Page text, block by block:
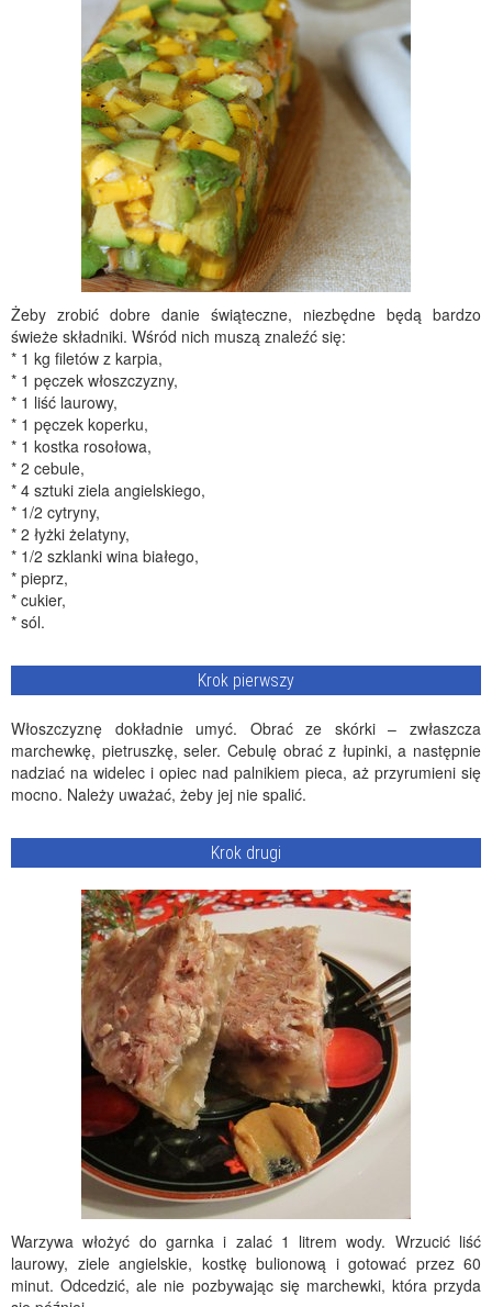
Żeby zrobić dobre danie świąteczne, niezbędne będą bardzo
świeże składniki. Wśród nich muszą znaleźć się:
* 1 kg filetów z karpia,
* 1 pęczek włoszczyzny,
* 1 liść laurowy,
* 1 pęczek koperku,
* 1 kostka rosołowa,
* 2 cebule,
* 4 sztuki ziela angielskiego,
* 1/2 cytryny,
* 2 łyżki żelatyny,
* 1/2 szklanki wina białego,
* pieprz,
* cukier,
* sól.
Krok pierwszy
Włoszczyznę dokładnie umyć. Obrać ze skórki – zwłaszcza
marchewkę, pietruszkę, seler. Cebulę obrać z łupinki, a następnie
nadziać na widelec i opiec nad palnikiem pieca, aż przyrumieni się
mocno. Należy uważać, żeby jej nie spalić.
Krok drugi
Warzywa włożyć do garnka i zalać 1 litrem wody. Wrzucić liść
laurowy, ziele angielskie, kostkę bulionową i gotować przez 60
minut. Odcedzić, ale nie pozbywając się marchewki, która przyda